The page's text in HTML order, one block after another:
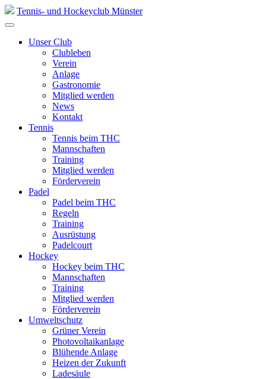
SkipTennis- und Hockeyclub Münster
Unser Club
Clubleben
Verein
Anlage
Gastronomie
Mitglied werden
News
Kontakt
Tennis
Tennis beim THC
Mannschaften
Training
Mitglied werden
Förderverein
Padel
Padel beim THC
Regeln
Training
Ausrüstung
Padelcourt
Hockey
Hockey beim THC
Mannschaften
Training
Mitglied werden
Förderverein
Umweltschutz
Grüner Verein
Photovoltaikanlage
Blühende Anlage
Heizen der Zukunft
Ladesäule